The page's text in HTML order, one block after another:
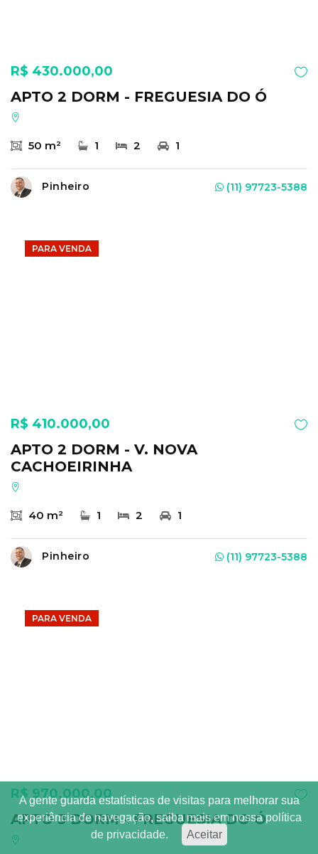
A gente guarda estatísticas de visitas para melhorar sua
experiência de navegação, saiba mais em nossapolítica
de privacidade.
Aceitar
R$ 430.000,00
APTO 2 DORM - FREGUESIA DO Ó
50 m² 1 2 1
Pinheiro (11) 97723-5388
PARA VENDA
R$ 410.000,00
APTO 2 DORM - V. NOVA
CACHOEIRINHA
40 m² 1 2 1
Pinheiro (11) 97723-5388
PARA VENDA
R$ 970.000,00
APTO 3 DORM - FREGUESIA DO Ó